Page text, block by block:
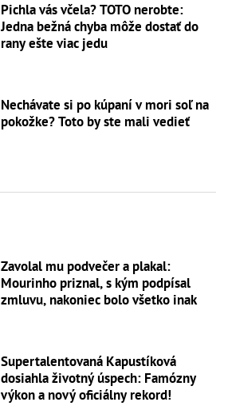
Pichla vás včela? TOTO nerobte:
Jedna bežná chyba môže dostať do
rany ešte viac jedu
Nechávate si po kúpaní v mori soľ na
pokožke? Toto by ste mali vedieť
Zavolal mu podvečer a plakal:
Mourinho priznal, s kým podpísal
zmluvu, nakoniec bolo všetko inak
Supertalentovaná Kapustíková
dosiahla životný úspech: Famózny
výkon a nový oficiálny rekord!